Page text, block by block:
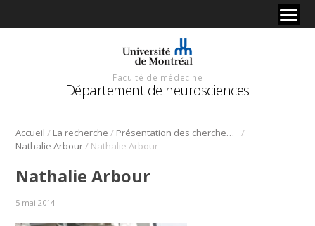
Faculté de médecine
Département de neurosciences
Accueil / La recherche / Présentation des chercheurs et de leur discipline
/
Nathalie Arbour/ Nathalie Arbour
Nathalie Arbour
5 mai 2014